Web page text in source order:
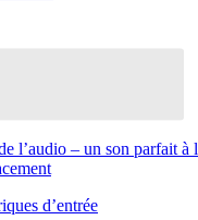
l’audio – un son parfait à
d’entrée